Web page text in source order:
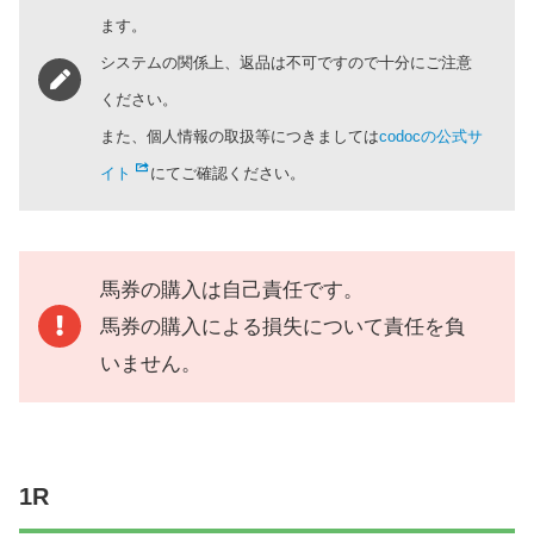
ます。
システムの関係上、返品は不可ですので十分にご注意
ください。
また、個人情報の取扱等につきましてはcodocの公式サ
イト にてご確認ください。
馬券の購入は自己責任です。
馬券の購入による損失について責任を負
いません。
1R